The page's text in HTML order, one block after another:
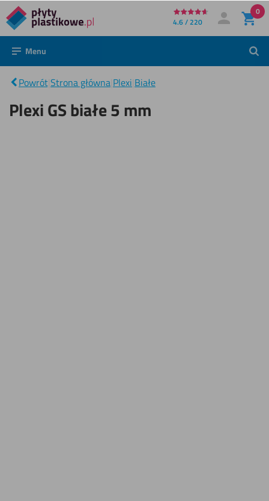
Bezpośrednio
do
treści
4.6 / 220 Moje konto
Zaloguj się
0
Menu
PowrótStrona główna Plexi Białe
Plexi
białe
mm
Plexi GS białe 5 mm